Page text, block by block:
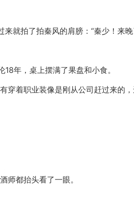
就拍了拍秦风的肩膀：“秦少！来
年，桌上摆满了果盘和小食。
着职业装像是刚从公司赶过来的
师都抬头看了一眼。